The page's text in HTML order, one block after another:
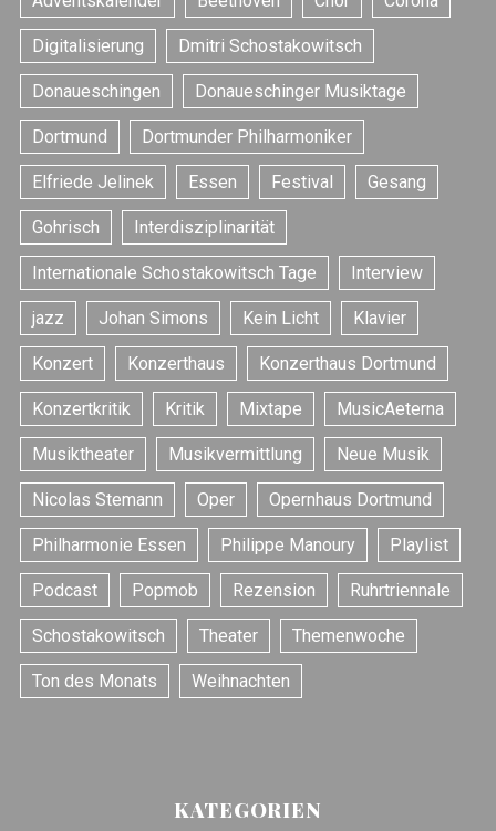
Digitalisierung Dmitri Schostakowitsch
Donaueschingen Donaueschinger Musiktage
Dortmund Dortmunder Philharmoniker
Elfriede Jelinek Essen Festival Gesang
Gohrisch Interdisziplinarität
Internationale Schostakowitsch Tage Interview
jazz Johan Simons Kein Licht Klavier
Konzert Konzerthaus Konzerthaus Dortmund
Konzertkritik Kritik Mixtape MusicAeterna
Musiktheater Musikvermittlung Neue Musik
Nicolas Stemann Oper Opernhaus Dortmund
Philharmonie Essen Philippe Manoury Playlist
Podcast Popmob Rezension Ruhrtriennale
Schostakowitsch Theater Themenwoche
Ton des Monats Weihnachten
KATEGORIEN